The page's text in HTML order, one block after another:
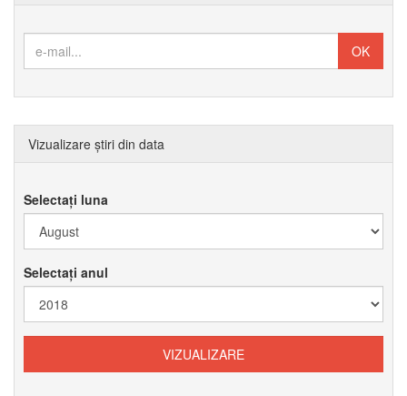
Vizualizare știri din data
Selectați luna
Selectați anul